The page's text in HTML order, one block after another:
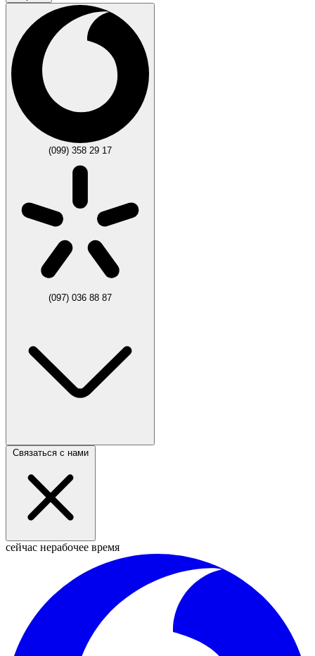
(099) 358 29 17
(097) 036 88 87
Связаться с нами
сейчас нерабочее время